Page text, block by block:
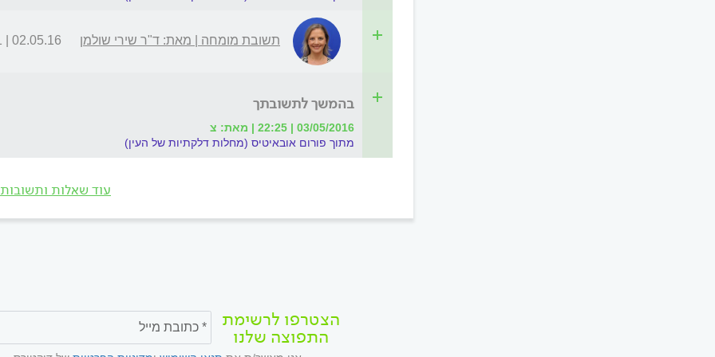
תשובת מומחה | מאת: ד"ר שירי שולמן 02.05.16 | 21:01
בהמשך לתשובתך
03/05/2016 | 22:25 | מאת: צ
מתוך פורום אובאיטיס (מחלות דלקתיות של העין)
עוד שאלות ותשובות
הצטרפו לרשימת
התפוצה שלנו